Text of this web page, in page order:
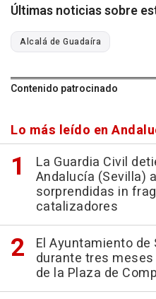
Últimas noticias sobre
Alcalá de Guadaíra
Contenido patrocinado
Lo más leído en
La Guardia Civil
Andalucía (Sevilla)
sorprendidas in
catalizadores
El Ayuntamiento
durante tres
de la Plaza de